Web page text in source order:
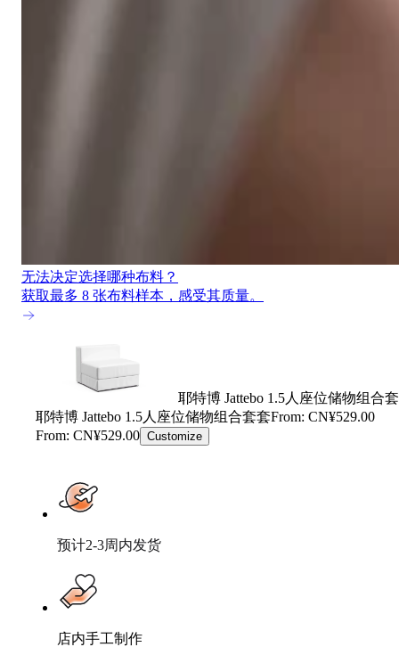
无法决定选择哪种布料？
获取最多 8 张布料样本，感受其质量。
耶特博 Jattebo 1.5人座位储物组合
耶特博 Jattebo 1.5人座位储物组合套套From: CN¥529.00
From: CN¥529.00 Customize
预计2-3周内发货
店内手工制作